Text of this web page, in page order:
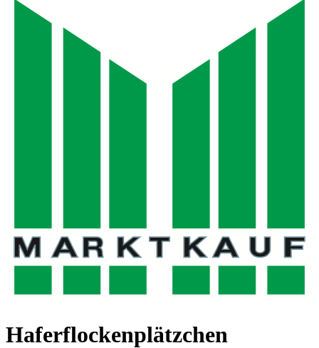
Haferflockenplätzchen